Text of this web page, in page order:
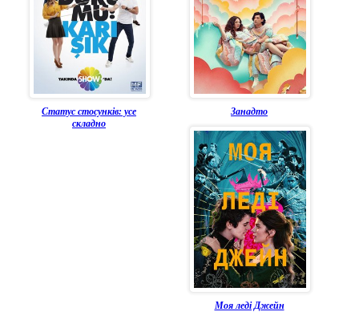
Статус стосунків: усе
складно
Занадто
Моя леді Джейн